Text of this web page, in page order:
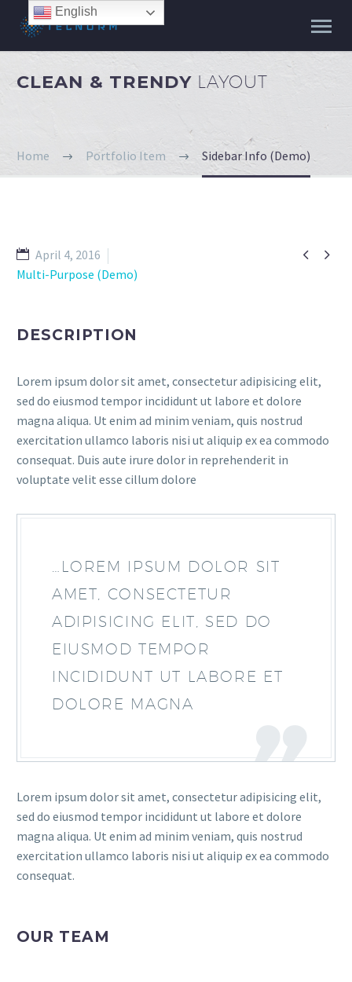
CLEAN & TRENDY LAYOUT
Home Portfolio Item Sidebar Info (Demo)
 
April 4, 2016
Multi-Purpose (Demo)
DESCRIPTION
Lorem ipsum dolor sit amet, consectetur adipisicing elit,
sed do eiusmod tempor incididunt ut labore et dolore
magna aliqua. Ut enim ad minim veniam, quis nostrud
exercitation ullamco laboris nisi ut aliquip ex ea commodo
consequat. Duis aute irure dolor in reprehenderit in
voluptate velit esse cillum dolore
…LOREM IPSUM DOLOR SIT
AMET, CONSECTETUR
ADIPISICING ELIT, SED DO
EIUSMOD TEMPOR
INCIDIDUNT UT LABORE ET
DOLORE MAGNA
Lorem ipsum dolor sit amet, consectetur adipisicing elit,
sed do eiusmod tempor incididunt ut labore et dolore
magna aliqua. Ut enim ad minim veniam, quis nostrud
exercitation ullamco laboris nisi ut aliquip ex ea commodo
consequat.
OUR TEAM
English